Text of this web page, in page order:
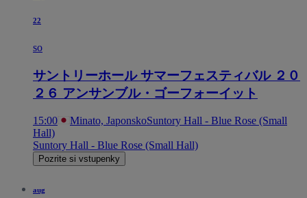
22
so
サントリーホール サマーフェスティバル ２０
２６ アンサンブル・ゴーフォーイット
15:00 Minato, JaponskoSuntory Hall - Blue Rose (Small
Hall)
Suntory Hall - Blue Rose (Small Hall)
Pozrite si vstupenky
aug